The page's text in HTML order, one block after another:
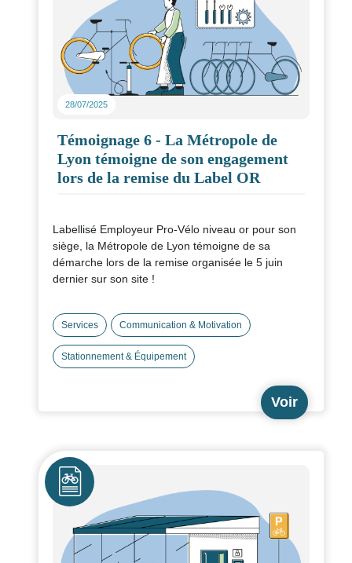
28/07/2025
Témoignage 6 - La Métropole de
Lyon témoigne de son engagement
lors de la remise du Label OR
Labellisé Employeur Pro-Vélo niveau or pour son
siège, la Métropole de Lyon témoigne de sa
démarche lors de la remise organisée le 5 juin
dernier sur son site !
Services Communication & Motivation
Stationnement & Équipement
Voir
Icône